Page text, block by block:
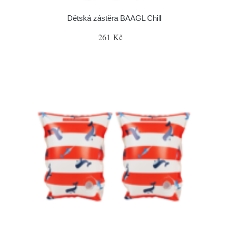
Dětská zástěra BAAGL Chill
261 Kč